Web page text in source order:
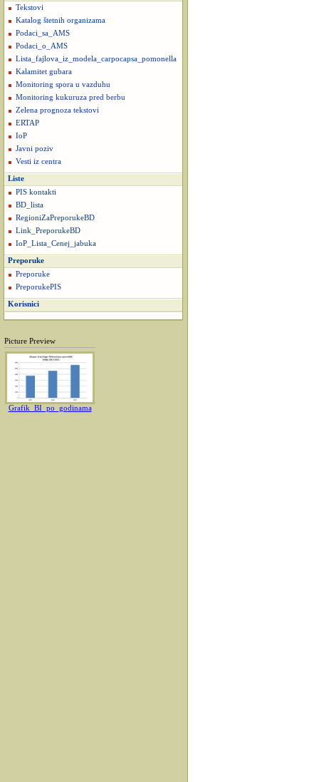
Tekstovi
Katalog štetnih organizama
Podaci_sa_AMS
Podaci_o_AMS
Lista_fajlova_iz_modela_carpocapsa_pomonella
Kalamitet gubara
Monitoring spora u vazduhu
Monitoring kukuruza pred berbu
Zelena prognoza tekstovi
ERTAP
IoP
Javni poziv
Vesti iz centra
Liste
PIS kontakti
BD_lista
RegioniZaPreporukeBD
Link_PreporukeBD
IoP_Lista_Cenej_jabuka
Preporuke
Preporuke
PreporukePIS
Korisnici
Picture Preview
Grafik_BI_po_godinama